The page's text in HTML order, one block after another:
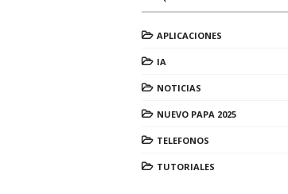
APLICACIONES
IA
NOTICIAS
NUEVO PAPA 2025
TELEFONOS
TUTORIALES